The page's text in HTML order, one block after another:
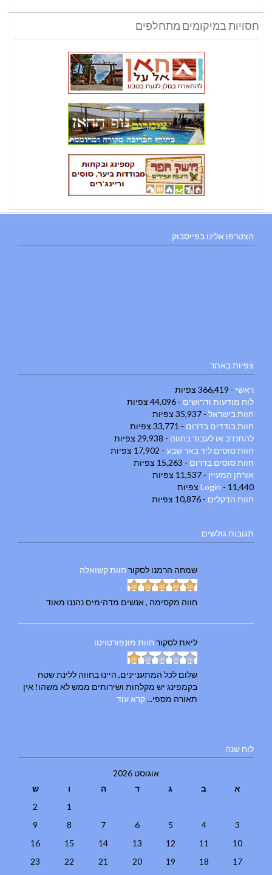
חסויות במיקומים מתחלפים
הצטרפו אלינו בפייסבוק
צפיות באתר
ראשי - 366,419 צפיות
לוח מודעות ודרושים - 44,096 צפיות
חוות בישראל - 35,937 צפיות
חוות בודדים בדרום - 33,771 צפיות
להתנדב או לעבוד בחווה - 29,938 צפיות
חוות סוסים ליד באר שבע - 17,902 צפיות
חוות סוסים בדרום - 15,263 צפיות
אורחן המעיין - 11,537 צפיות
Login - 11,440 צפיות
חוות הדקלים - 10,876 צפיות
תגובות גולשים
שמחה הרמנו לסקור חוות קשואלה
חווה מקסימה , אנשים מדהימים נהננו מאוד
ליאתלסקור חוות מונפורטויטו
שלום לכל המתעניינים, היינו בחווה ללינת שטח
בקמפינג יש מקלחות ושירותים ממש לא משהו! אין
תאורה מספי...קרא עוד
לוח שנה
אוגוסט 2026
א
ב ג ד ה ו
ש
1
2
3
4
5
6
7
8
9
10
11
12
13
14
15
16
17
18
19
20
21
22
23